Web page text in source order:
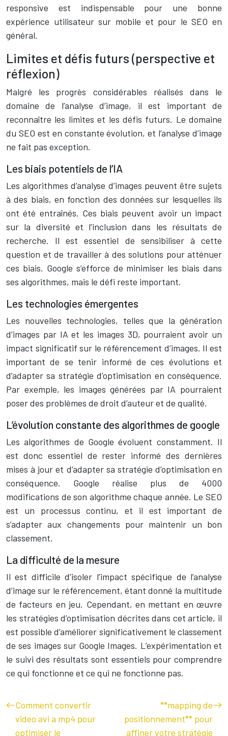
responsive est indispensable pour une bonne
expérience utilisateur sur mobile et pour le SEO en
général.
Limites et défis futurs (perspective et
réflexion)
Malgré les progrès considérables réalisés dans le
domaine de l’analyse d’image, il est important de
reconnaître les limites et les défis futurs. Le domaine
du SEO est en constante évolution, et l’analyse d’image
ne fait pas exception.
Les biais potentiels de l’IA
Les algorithmes d’analyse d’images peuvent être sujets
à des biais, en fonction des données sur lesquelles ils
ont été entraînés. Ces biais peuvent avoir un impact
sur la diversité et l’inclusion dans les résultats de
recherche. Il est essentiel de sensibiliser à cette
question et de travailler à des solutions pour atténuer
ces biais. Google s’efforce de minimiser les biais dans
ses algorithmes, mais le défi reste important.
Les technologies émergentes
Les nouvelles technologies, telles que la génération
d’images par IA et les images 3D, pourraient avoir un
impact significatif sur le référencement d’images. Il est
important de se tenir informé de ces évolutions et
d’adapter sa stratégie d’optimisation en conséquence.
Par exemple, les images générées par IA pourraient
poser des problèmes de droit d’auteur et de qualité.
L’évolution constante des algorithmes de google
Les algorithmes de Google évoluent constamment. Il
est donc essentiel de rester informé des dernières
mises à jour et d’adapter sa stratégie d’optimisation en
conséquence. Google réalise plus de 4000
modifications de son algorithme chaque année. Le SEO
est un processus continu, et il est important de
s’adapter aux changements pour maintenir un bon
classement.
La difficulté de la mesure
Il est difficile d’isoler l’impact spécifique de l’analyse
d’image sur le référencement, étant donné la multitude
de facteurs en jeu. Cependant, en mettant en œuvre
les stratégies d’optimisation décrites dans cet article, il
est possible d’améliorer significativement le classement
de ses images sur Google Images. L’expérimentation et
le suivi des résultats sont essentiels pour comprendre
ce qui fonctionne et ce qui ne fonctionne pas.
Comment convertir
video avi a mp4 pour
optimiser le
**mapping de
positionnement** pour
affiner votre stratégie